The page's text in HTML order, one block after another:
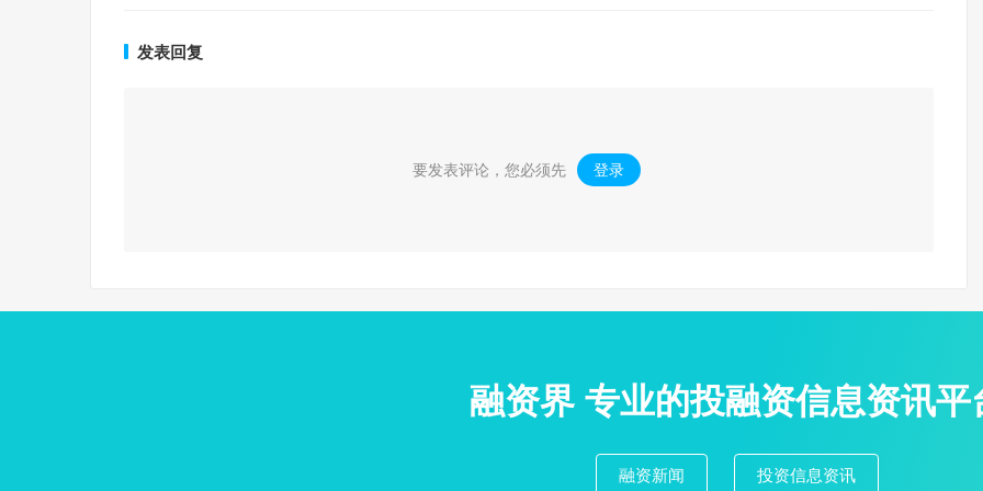
发表回复
要发表评论，您必须先 登录 。
融资界 专业的投融资信息资讯平
融资新闻 投资信息资讯